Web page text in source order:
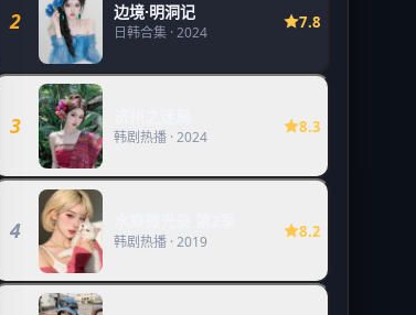
2 边境·明洞记
日韩合集·2024
7.8
3 韩剧热播·2024
8.3
4 韩剧热播·2019
8.2